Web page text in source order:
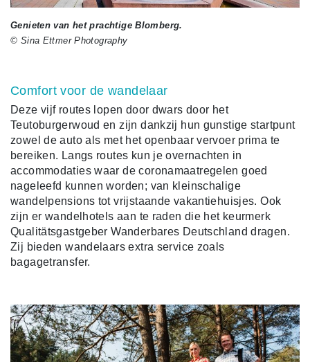
Genieten van het prachtige Blomberg.
© Sina Ettmer Photography
Comfort voor de wandelaar
Deze vijf routes lopen door dwars door het
Teutoburgerwoud en zijn dankzij hun gunstige startpunt
zowel de auto als met het openbaar vervoer prima te
bereiken. Langs routes kun je overnachten in
accommodaties waar de coronamaatregelen goed
nageleefd kunnen worden; van kleinschalige
wandelpensions tot vrijstaande vakantiehuisjes. Ook
zijn er wandelhotels aan te raden die het keurmerk
Qualitätsgastgeber Wanderbares Deutschland dragen.
Zij bieden wandelaars extra service zoals
bagagetransfer.